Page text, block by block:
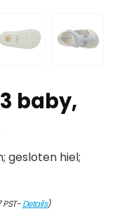
baby,
gesloten hiel;
Details)